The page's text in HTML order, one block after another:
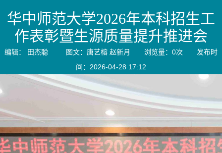
华中师范大学2026年本科招生工
作表彰暨生源质量提升推进会
编辑： 田杰聪 图文：唐艺榕 赵新月 浏览量： 0次 发布时
间：2026-04-28 17:12